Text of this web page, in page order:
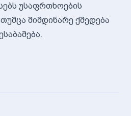
უსაფრთხოების
მიმდინარე ქმედება